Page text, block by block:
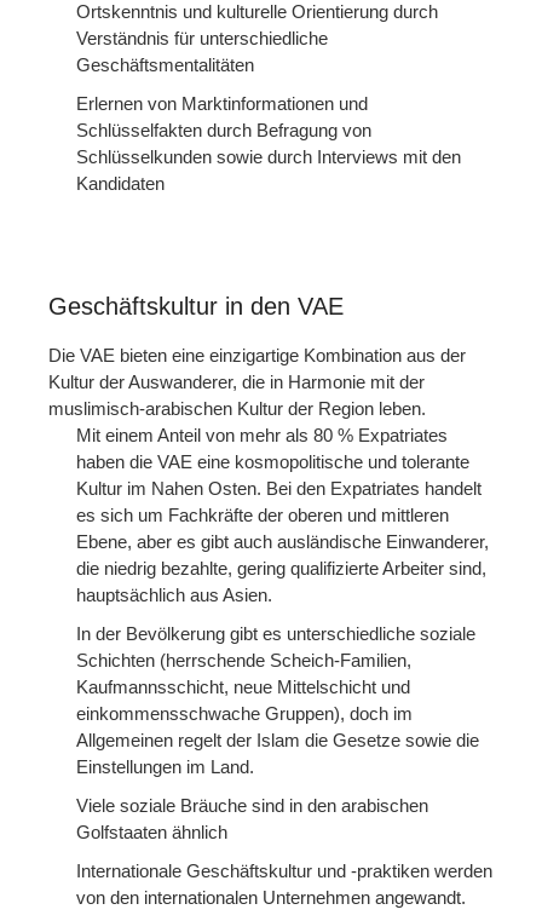
Ortskenntnis und kulturelle Orientierung durch
Verständnis für unterschiedliche
Geschäftsmentalitäten
Erlernen von Marktinformationen und
Schlüsselfakten durch Befragung von
Schlüsselkunden sowie durch Interviews mit den
Kandidaten
Geschäftskultur in den VAE
Die VAE bieten eine einzigartige Kombination aus der
Kultur der Auswanderer, die in Harmonie mit der
muslimisch-arabischen Kultur der Region leben.
Mit einem Anteil von mehr als 80 % Expatriates
haben die VAE eine kosmopolitische und tolerante
Kultur im Nahen Osten. Bei den Expatriates handelt
es sich um Fachkräfte der oberen und mittleren
Ebene, aber es gibt auch ausländische Einwanderer,
die niedrig bezahlte, gering qualifizierte Arbeiter sind,
hauptsächlich aus Asien.
In der Bevölkerung gibt es unterschiedliche soziale
Schichten (herrschende Scheich-Familien,
Kaufmannsschicht, neue Mittelschicht und
einkommensschwache Gruppen), doch im
Allgemeinen regelt der Islam die Gesetze sowie die
Einstellungen im Land.
Viele soziale Bräuche sind in den arabischen
Golfstaaten ähnlich
Internationale Geschäftskultur und -praktiken werden
von den internationalen Unternehmen angewandt.